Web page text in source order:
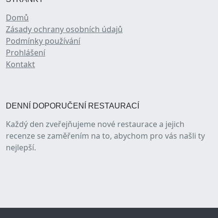
Domů
Zásady ochrany osobních údajů
Podmínky používání
Prohlášení
Kontakt
DENNÍ DOPORUČENÍ RESTAURACÍ
Každý den zveřejňujeme nové restaurace a jejich
recenze se zaměřením na to, abychom pro vás našli ty
nejlepší.